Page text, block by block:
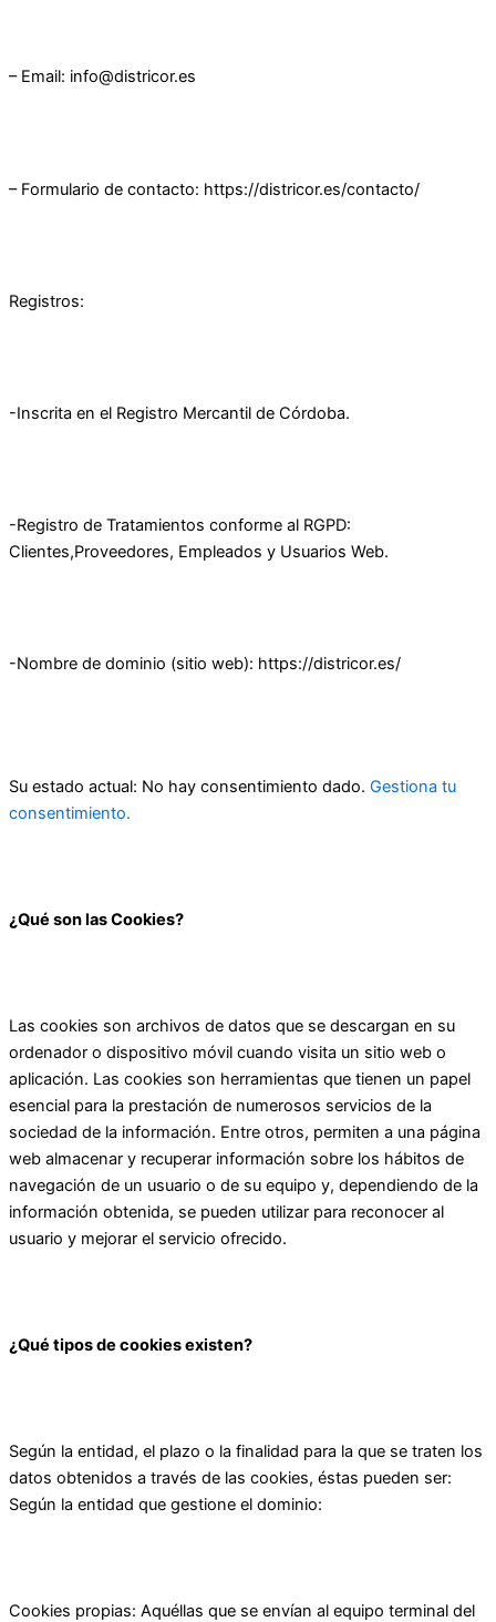
– Email: info@districor.es
– Formulario de contacto: https://districor.es/contacto/
Registros:
-Inscrita en el Registro Mercantil de Córdoba.
-Registro de Tratamientos conforme al RGPD:
Clientes,Proveedores, Empleados y Usuarios Web.
-Nombre de dominio (sitio web): https://districor.es/
Su estado actual: No hay consentimiento dado. Gestiona tu
consentimiento.
¿Qué son las Cookies?
Las cookies son archivos de datos que se descargan en su
ordenador o dispositivo móvil cuando visita un sitio web o
aplicación. Las cookies son herramientas que tienen un papel
esencial para la prestación de numerosos servicios de la
sociedad de la información. Entre otros, permiten a una página
web almacenar y recuperar información sobre los hábitos de
navegación de un usuario o de su equipo y, dependiendo de la
información obtenida, se pueden utilizar para reconocer al
usuario y mejorar el servicio ofrecido.
¿Qué tipos de cookies existen?
Según la entidad, el plazo o la finalidad para la que se traten los
datos obtenidos a través de las cookies, éstas pueden ser:
Según la entidad que gestione el dominio:
Cookies propias: Aquéllas que se envían al equipo terminal del